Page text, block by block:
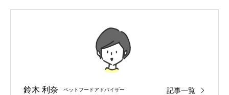
鈴木 利奈 ペットフードアドバイザー 記事一覧